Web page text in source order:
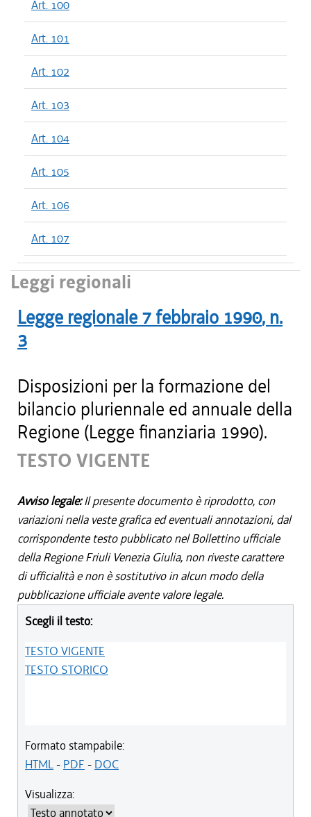
Art. 100
Art. 101
Art. 102
Art. 103
Art. 104
Art. 105
Art. 106
Art. 107
Leggi regionali
Legge regionale 7 febbraio 1990, n.
3
Disposizioni per la formazione del
bilancio pluriennale ed annuale della
Regione (Legge finanziaria 1990).
TESTO VIGENTE
Avviso legale:Il presente documento è riprodotto, con
variazioni nella veste grafica ed eventuali annotazioni, dal
corrispondente testo pubblicato nel Bollettino ufficiale
della Regione Friuli Venezia Giulia, non riveste carattere
di ufficialità e non è sostitutivo in alcun modo della
pubblicazione ufficiale avente valore legale.
Scegli il testo:
TESTO VIGENTE
TESTO STORICO
Formato stampabile:
HTML- PDF - DOC
Visualizza: